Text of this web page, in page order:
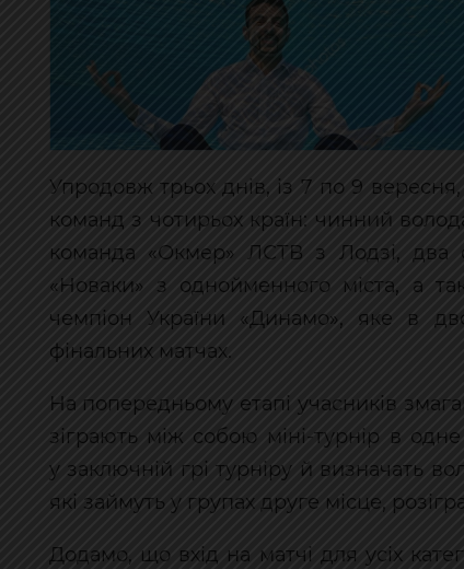
Упродовж трьох днів, із 7 по 9
команд з чотирьох країн: чинний
команда «Окмер» ЛСТВ з Лодзі, два
«Новаки» з однойменного міста, а
чемпіон України «Динамо», яке в
фінальних матчах.
На попередньому етапі учасників
зіграють між собою міні-турнір в
у заключній грі турніру й визначать
які займуть у групах друге місце,
Додамо, що вхід на матчі для усіх